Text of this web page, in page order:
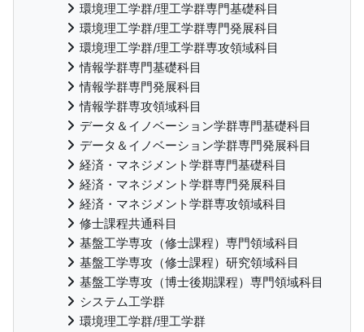
環境理工学群/理工学群専門基礎科目
環境理工学群/理工学群専門発展科目
環境理工学群/理工学群専攻領域科目
情報学群専門基礎科目
情報学群専門発展科目
情報学群専攻領域科目
データ＆イノベーション学群専門基礎科目
データ＆イノベーション学群専門発展科目
経済・マネジメント学群専門基礎科目
経済・マネジメント学群専門発展科目
経済・マネジメント学群専攻領域科目
修士課程共通科目
基盤工学専攻（修士課程）専門領域科目
基盤工学専攻（修士課程）研究領域科目
基盤工学専攻（博士後期課程）専門領域科目
システム工学群
環境理工学群/理工学群